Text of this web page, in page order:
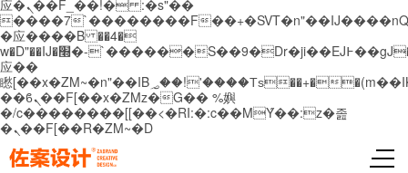
应�ܢ��F_��!� :�s"��
����7`��������F
�应����B ��4�
w�D"��IJ�׭�-`������S��9�Dr�ji��EJ߅��gJ�
应��
矁[��x�ZM~�n"��IB؃��!'����Тѕ��+��(m��IK�ʭ�/|
��ϐܢ��F[��x�ZMz�G�� %嬩
�/c��������[[��<�RI:�:c��MΎ��:z�졾
�ܢ��F[��R�ZM~�D